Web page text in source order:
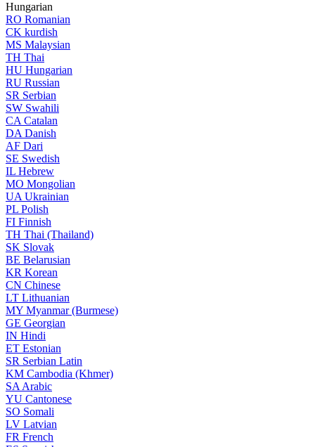
Hungarian
RO Romanian
CK kurdish
MS Malaysian
TH Thai
HU Hungarian
RU Russian
SR Serbian
SW Swahili
CA Catalan
DA Danish
AF Dari
SE Swedish
IL Hebrew
MO Mongolian
UA Ukrainian
PL Polish
FI Finnish
TH Thai (Thailand)
SK Slovak
BE Belarusian
KR Korean
CN Chinese
LT Lithuanian
MY Myanmar (Burmese)
GE Georgian
IN Hindi
ET Estonian
SR Serbian Latin
KM Cambodia (Khmer)
SA Arabic
YU Cantonese
SO Somali
LV Latvian
FR French